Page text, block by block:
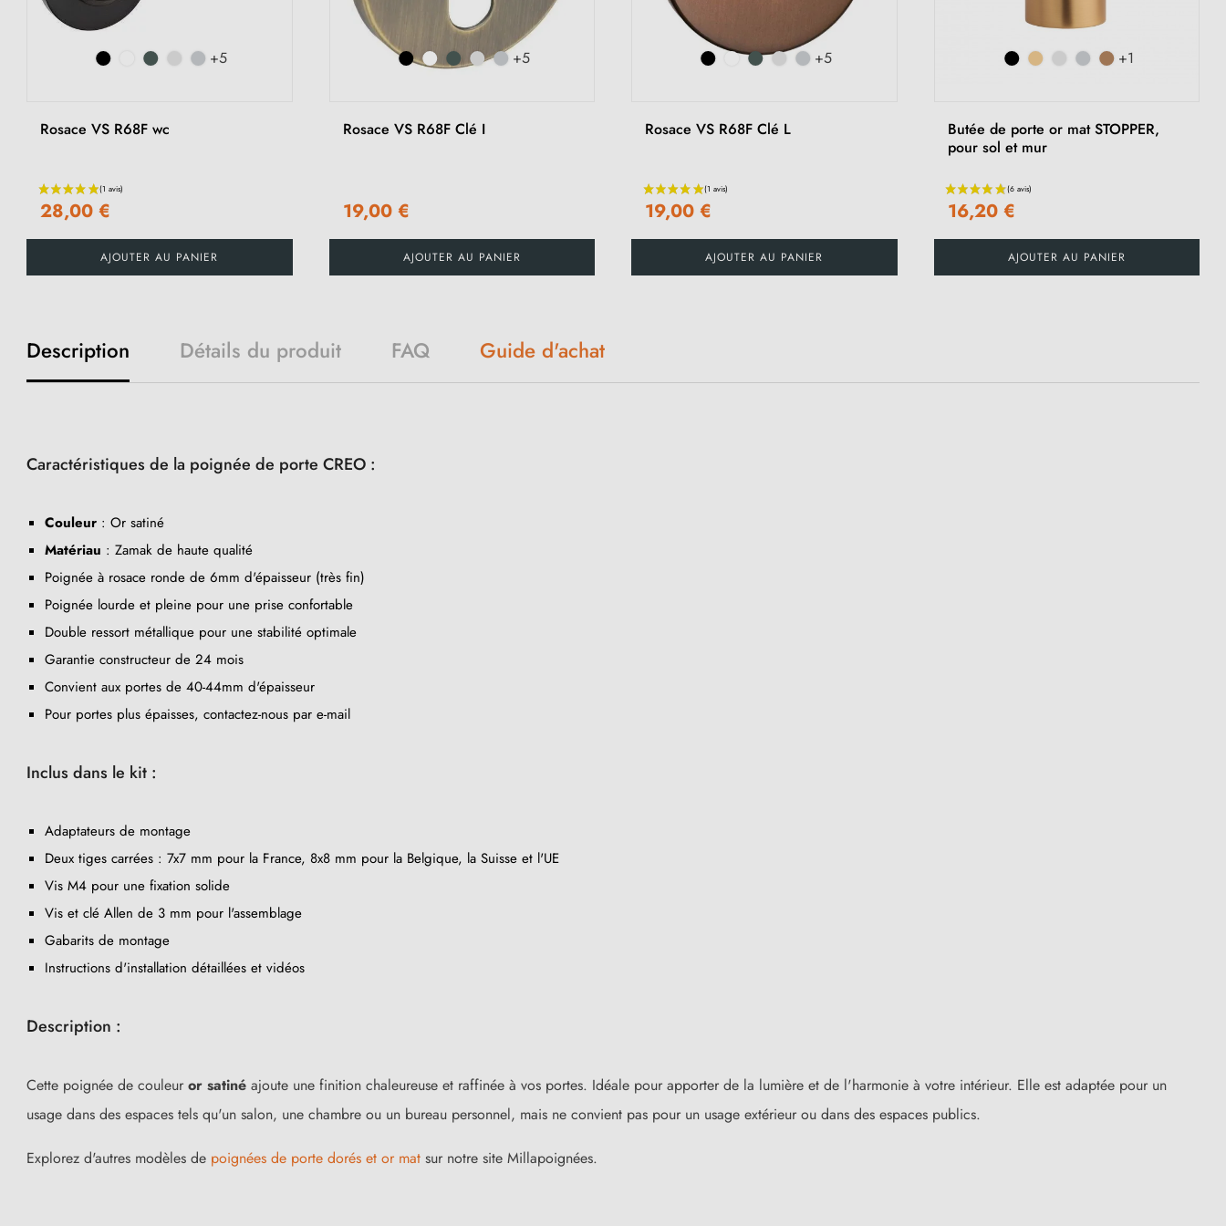
+5
Rosace VS R68F wc
(1 avis)
28,00 €
AJOUTER AU PANIER
+5
Rosace VS R68F Clé I
19,00 €
AJOUTER AU PANIER
+5
Rosace VS R68F Clé L
(1 avis)
19,00 €
AJOUTER AU PANIER
+1
Butée de porte or mat STOPPER,
pour sol et mur
16,20 €
AJOUTER AU PANIER
Description Détails du produit FAQ Guide d'achat
Caractéristiques de la poignée de porte CREO :
Couleur : Or satiné
Matériau : Zamak de haute qualité
Poignée à rosace ronde de 6mm d'épaisseur (très fin)
Poignée lourde et pleine pour une prise confortable
Double ressort métallique pour une stabilité optimale
Garantie constructeur de 24 mois
Convient aux portes de 40-44mm d'épaisseur
Pour portes plus épaisses, contactez-nous par e-mail
Inclus dans le kit :
Adaptateurs de montage
Deux tiges carrées : 7x7 mm pour la France, 8x8 mm pour la Belgique, la Suisse et l'UE
Vis M4 pour une fixation solide
Vis et clé Allen de 3 mm pour l'assemblage
Gabarits de montage
Instructions d'installation détaillées et vidéos
Description :
Cette poignée de couleur or satiné ajoute une finition chaleureuse et raffinée à vos portes. Idéale pour apporter de la lumière et de l'harmonie à votre intérieur. Elle est adaptée pour un
usage dans des espaces tels qu'un salon, une chambre ou un bureau personnel, mais ne convient pas pour un usage extérieur ou dans des espaces publics.
Explorez d'autres modèles de poignées de porte dorés et or mat sur notre site Millapoignées.